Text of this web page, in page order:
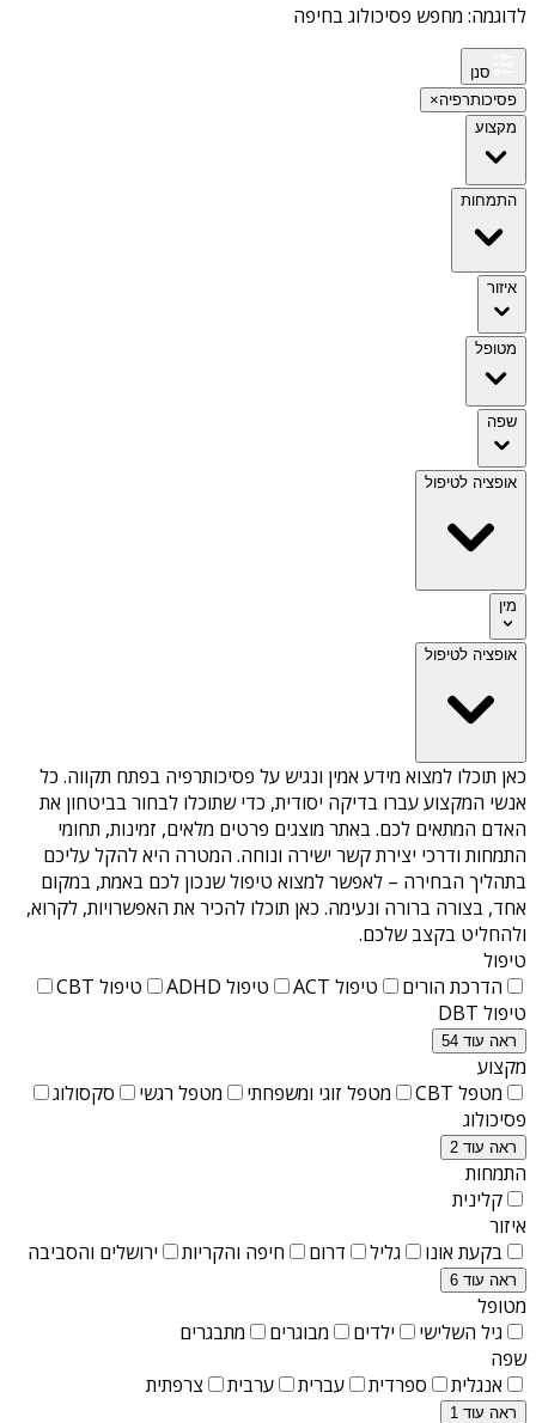
לדוגמה: מחפש פסיכולוג בחיפה
סנן
פסיכותרפיה×
מקצוע
התמחות
איזור
מטופל
שפה
אופציה לטיפול
מין
אופציה לטיפול
כאן תוכלו למצוא מידע אמין ונגיש על פסיכותרפיה בפתח תקווה. כל
אנשי המקצוע עברו בדיקה יסודית, כדי שתוכלו לבחור בביטחון את
האדם המתאים לכם. באתר מוצגים פרטים מלאים, זמינות, תחומי
התמחות ודרכי יצירת קשר ישירה ונוחה. המטרה היא להקל עליכם
בתהליך הבחירה – לאפשר למצוא טיפול שנכון לכם באמת, במקום
אחד, בצורה ברורה ונעימה. כאן תוכלו להכיר את האפשרויות, לקרוא,
ולהחליט בקצב שלכם.
טיפול
הדרכת הורים
טיפול ACT טיפול ADHD
טיפול CBT
טיפול DBT
ראה עוד 54
מקצוע
מטפל CBT
מטפל זוגי ומשפחתי מטפל רגשי
סקסולוג
פסיכולוג
ראה עוד 2
התמחות
קלינית
איזור
בקעת אונו
גליל דרום חיפה והקריות ירושלים והסביבה
ראה עוד 6
מטופל
גיל השלישי
ילדים מבוגרים
מתבגרים
שפה
אנגלית
ספרדית עברית ערבית צרפתית
ראה עוד 1